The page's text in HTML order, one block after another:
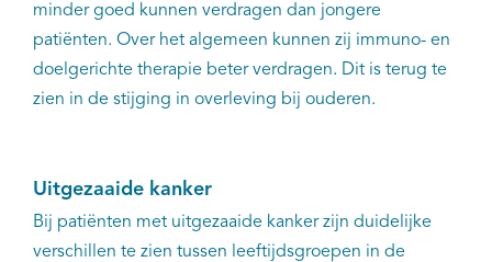
minder goed kunnen verdragen dan jongere
patiënten. Over het algemeen kunnen zij immuno- en
doelgerichte therapie beter verdragen. Dit is terug te
zien in de stijging in overleving bij ouderen.
Uitgezaaide kanker
Bij patiënten met uitgezaaide kanker zijn duidelijke
verschillen te zien tussen leeftijdsgroepen in de